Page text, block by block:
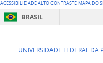
ACESSIBILIDADEALTO CONTRASTEMAPA DO
BRASIL
UNIVERSIDADE FEDERAL DA